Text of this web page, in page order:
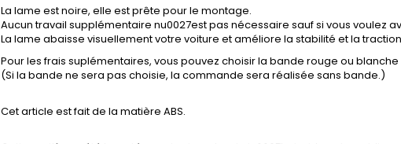
La lame est noire, elle est prête pour le montage.
Aucun travail supplémentaire nu0027est pas nécessaire sauf si vous voulez
La lame abaisse visuellement votre voiture et améliore la stabilité et la
Pour les frais suplémentaires, vous pouvez choisir la bande rouge ou
(Si la bande ne sera pas choisie, la commande sera réalisée sans bande.)
Cet article est fait de la matière ABS.